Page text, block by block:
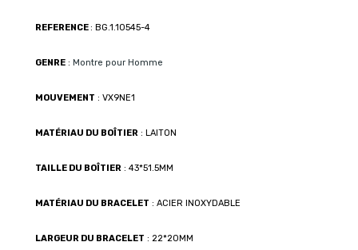
REFERENCE : BG.1.10545-4
GENRE : Montre pour Homme
MOUVEMENT : VX9NE1
MATÉRIAU DU BOÎTIER : LAITON
TAILLE DU BOÎTIER : 43*51.5MM
MATÉRIAU DU BRACELET : ACIER INOXYDABLE
LARGEUR DU BRACELET : 22*20MM